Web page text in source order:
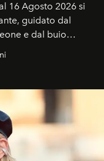
16 Agosto 2026 si
guidato dal
e dal buio
del 12 agosto,